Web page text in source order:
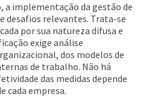
a implementação da gestão de
desafios relevantes. Trata-se
por sua natureza difusa e
exige análise
dos modelos de
de trabalho. Não há
das medidas depende
cada empresa.